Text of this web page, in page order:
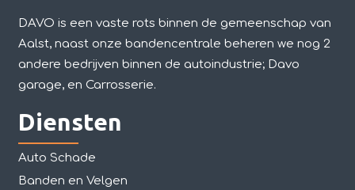
DAVO is een vaste rots binnen de gemeenschap van
Aalst, naast onze bandencentrale beheren we nog 2
andere bedrijven binnen de autoindustrie; Davo
garage, en Carrosserie.
Diensten
Auto Schade
Banden en Velgen